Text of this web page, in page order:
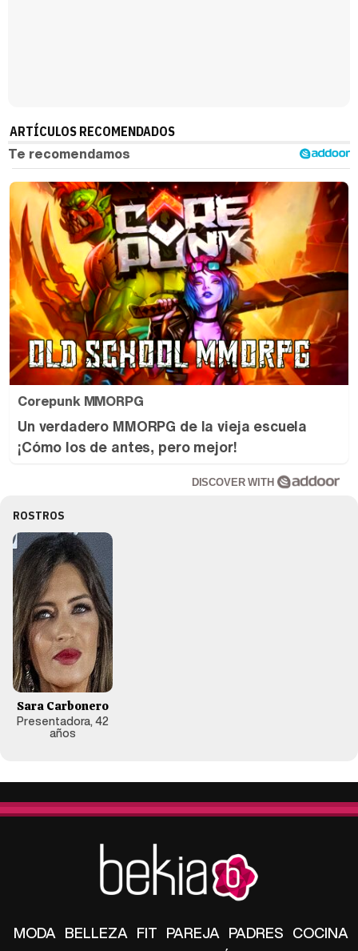
ARTÍCULOS RECOMENDADOS
Corepunk MMORPG
Un verdadero MMORPG de la vieja escuela
¡Cómo los de antes, pero mejor!
DISCOVER WITH
ROSTROS
Sara Carbonero
Presentadora, 42
años
MODA BELLEZA FIT PAREJA PADRES COCINA